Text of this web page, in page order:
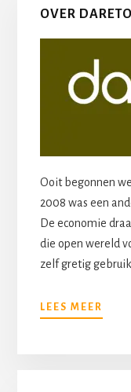
Sidebar
OVER
Ooit begonnen
2008 was een
De economie
die open wereld
zelf gretig
LEES MEER
ONS